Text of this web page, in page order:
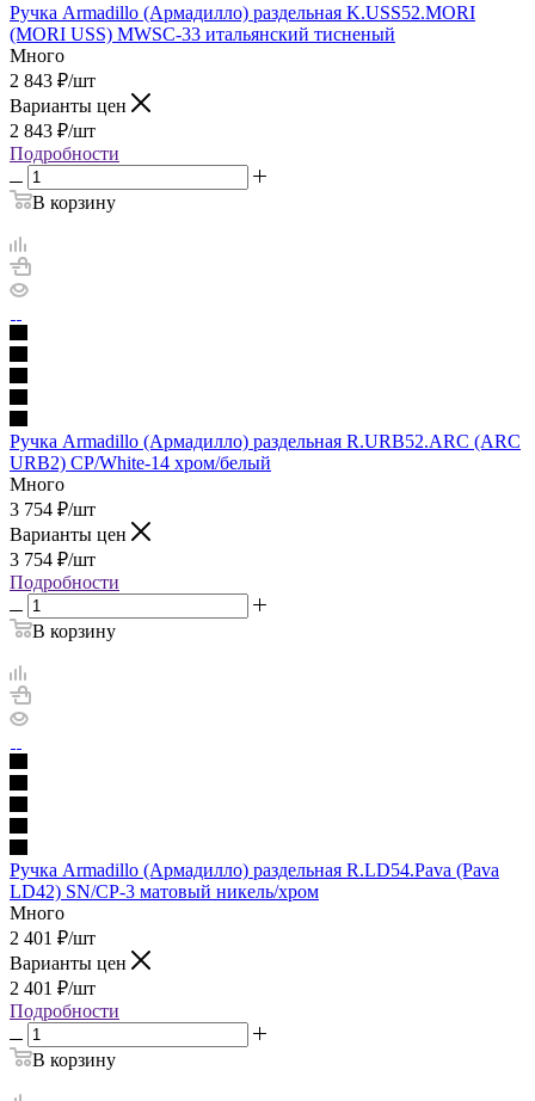
Ручка Armadillo (Армадилло) раздельная K.USS52.MORI
(MORI USS) MWSC-33 итальянский тисненый
Много
2 843 ₽/шт
Варианты цен
2 843 ₽/шт
Подробности
В корзину
Ручка Armadillo (Армадилло) раздельная R.URB52.ARC (ARC
URB2) CP/White-14 хром/белый
Много
3 754 ₽/шт
Варианты цен
3 754 ₽/шт
Подробности
В корзину
Ручка Armadillo (Армадилло) раздельная R.LD54.Pava (Pava
LD42) SN/CP-3 матовый никель/хром
Много
2 401 ₽/шт
Варианты цен
2 401 ₽/шт
Подробности
В корзину